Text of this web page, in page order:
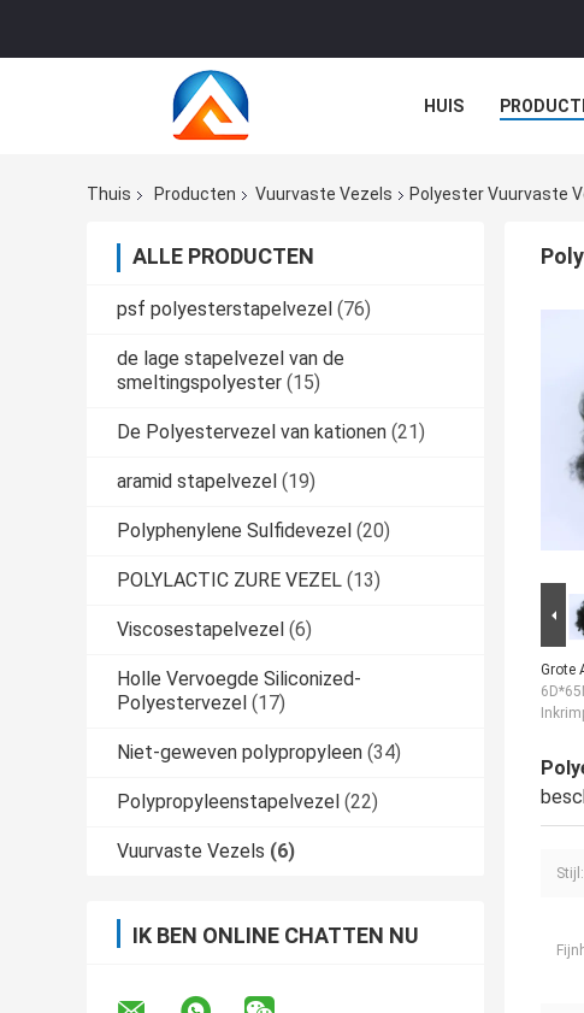
HUIS
Thuis
Producten Vuurvaste Vezels Polyester Vuurvaste
ALLE PRODUCTEN
psf polyesterstapelvezel (76)
de lage stapelvezel van de
smeltingspolyester (15)
De Polyestervezel van kationen (21)
aramid stapelvezel (19)
Polyphenylene Sulfidevezel (20)
POLYLACTIC ZURE VEZEL (13)
Viscosestapelvezel (6)
Holle Vervoegde Siliconized-
Polyestervezel (17)
Niet-geweven polypropyleen (34)
Polypropyleenstapelvezel (22)
Vuurvaste Vezels (6)
IK BEN ONLINE CHATTEN NU
Grote
Stijl: